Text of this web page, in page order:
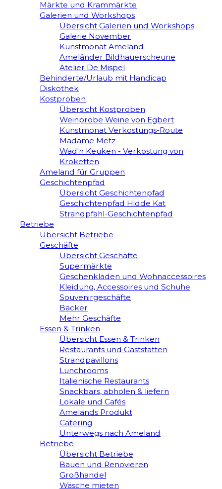
Märkte und Krammärkte
Galerien und Workshops
Übersicht Galerien und Workshops
Galerie November
Kunstmonat Ameland
Ameländer Bildhauerscheune
Atelier De Mispel
Behinderte/Urlaub mit Handicap
Diskothek
Kostproben
Übersicht Kostproben
Weinprobe Weine von Egbert
Kunstmonat Verkostungs-Route
Madame Metz
Wad'n Keuken - Verkostung von
Kroketten
Ameland für Gruppen
Geschichtenpfad
Übersicht Geschichtenpfad
Geschichtenpfad Hidde Kat
Strandpfahl-Geschichtenpfad
Betriebe
Übersicht Betriebe
Geschäfte
Übersicht Geschäfte
Supermärkte
Geschenkläden und Wohnaccessoires
Kleidung, Accessoires und Schuhe
Souvenirgeschäfte
Bäcker
Mehr Geschäfte
Essen & Trinken
Übersicht Essen & Trinken
Restaurants und Gaststätten
Strandpavillons
Lunchrooms
Italienische Restaurants
Snackbars, abholen & liefern
Lokale und Cafés
Amelands Produkt
Catering
Unterwegs nach Ameland
Betriebe
Übersicht Betriebe
Bauen und Renovieren
Großhandel
Wäsche mieten